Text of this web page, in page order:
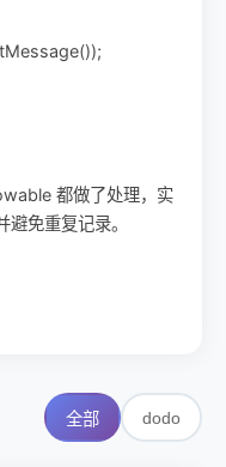
都做了处理，实
免重复记录。
全部 dodo